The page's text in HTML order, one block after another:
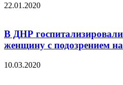
22.01.2020
В ДНР
женщину с подозрением
10.03.2020